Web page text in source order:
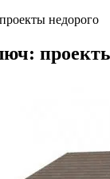
недорого